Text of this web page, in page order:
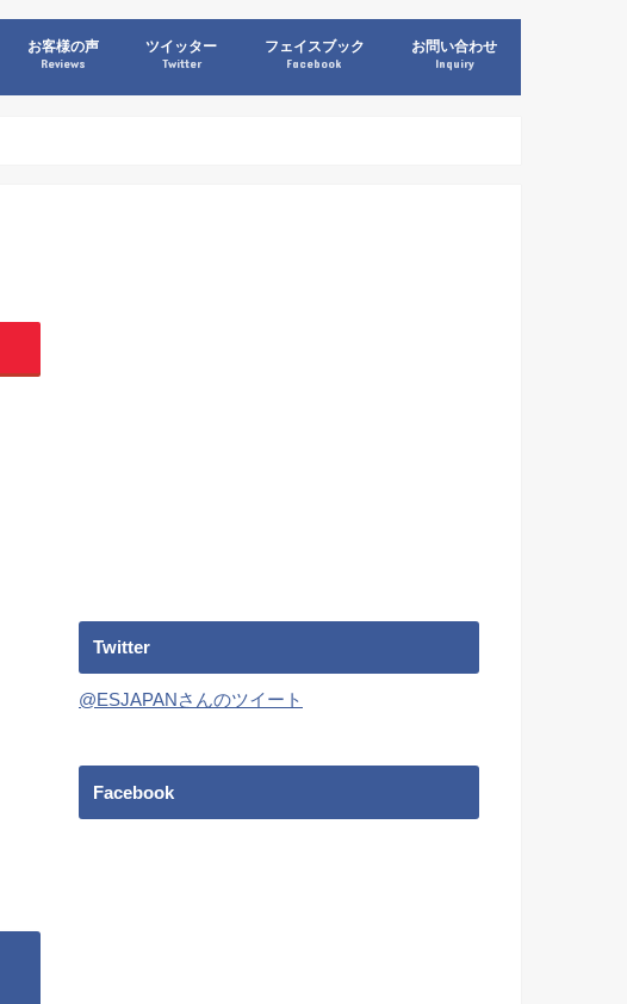
お客様の声
Reviews
ツイッター
Twitter
フェイスブック
Facebook
お問い合わせ
Inquiry
Twitter
@ESJAPANさんのツイート
Facebook